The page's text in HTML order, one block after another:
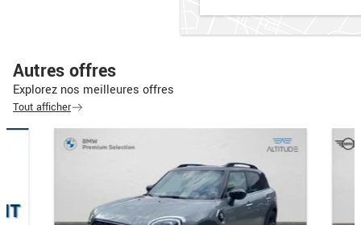
Autres offres
Explorez nos meilleures offres
Tout afficher